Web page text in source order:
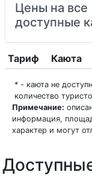
Цены на все
доступные
Тариф Каюта
* - каюта не
количество
Примечание:
информация,
характер и могут